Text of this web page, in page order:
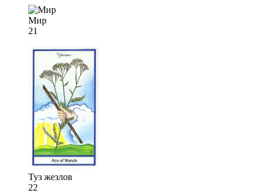
Мир
21
Туз жезлов
22